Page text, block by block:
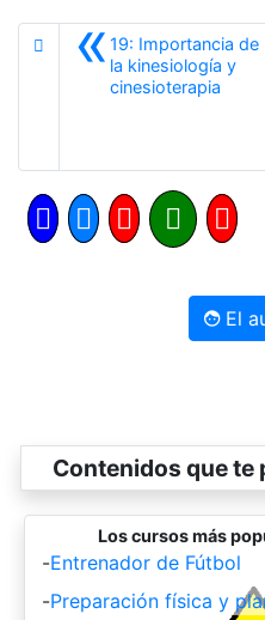
«19: Importancia de
la kinesiología y
cinesioterapia
El
Contenidos que te
Los cursos más
-Entrenador de Fútbol
-Preparación física y